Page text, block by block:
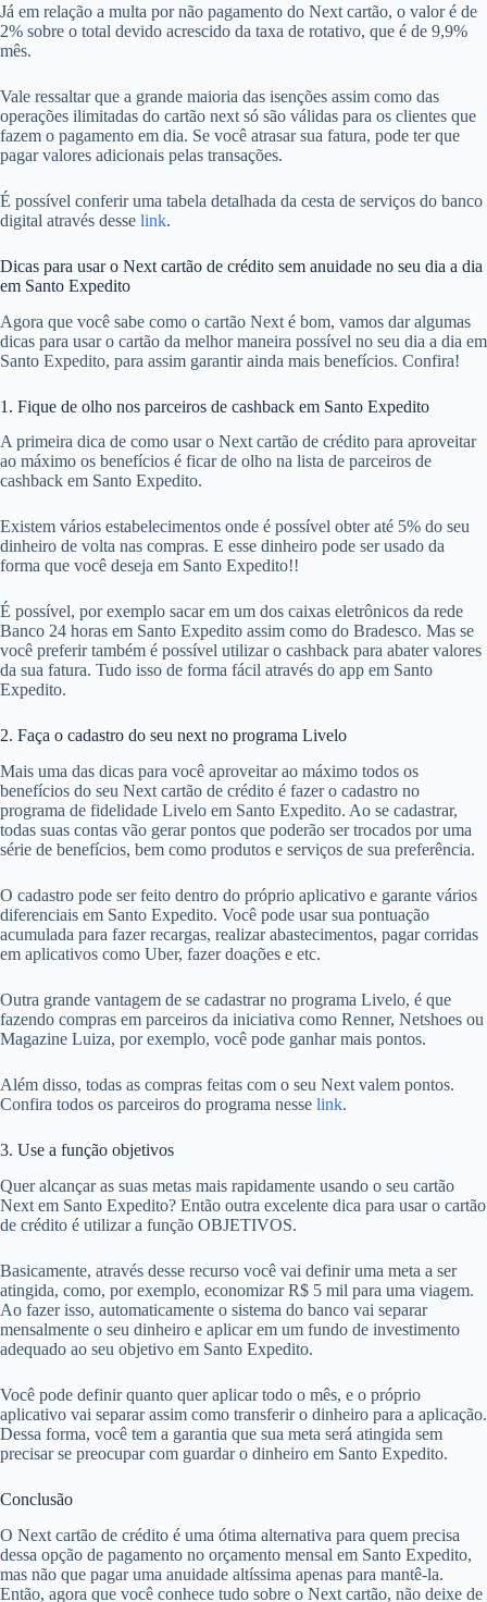
Já em relação a multa por não pagamento do Next cartão, o valor é de
2% sobre o total devido acrescido da taxa de rotativo, que é de 9,9%
mês.
Vale ressaltar que a grande maioria das isenções assim como das
operações ilimitadas do cartão next só são válidas para os clientes que
fazem o pagamento em dia. Se você atrasar sua fatura, pode ter que
pagar valores adicionais pelas transações.
É possível conferir uma tabela detalhada da cesta de serviços do banco
digital através desse link.
Dicas para usar o Next cartão de crédito sem anuidade no seu dia a dia
em Santo Expedito
Agora que você sabe como o cartão Next é bom, vamos dar algumas
dicas para usar o cartão da melhor maneira possível no seu dia a dia em
Santo Expedito, para assim garantir ainda mais benefícios. Confira!
1. Fique de olho nos parceiros de cashback em Santo Expedito
A primeira dica de como usar o Next cartão de crédito para aproveitar
ao máximo os benefícios é ficar de olho na lista de parceiros de
cashback em Santo Expedito.
Existem vários estabelecimentos onde é possível obter até 5% do seu
dinheiro de volta nas compras. E esse dinheiro pode ser usado da
forma que você deseja em Santo Expedito!!
É possível, por exemplo sacar em um dos caixas eletrônicos da rede
Banco 24 horas em Santo Expedito assim como do Bradesco. Mas se
você preferir também é possível utilizar o cashback para abater valores
da sua fatura. Tudo isso de forma fácil através do app em Santo
Expedito.
2. Faça o cadastro do seu next no programa Livelo
Mais uma das dicas para você aproveitar ao máximo todos os
benefícios do seu Next cartão de crédito é fazer o cadastro no
programa de fidelidade Livelo em Santo Expedito. Ao se cadastrar,
todas suas contas vão gerar pontos que poderão ser trocados por uma
série de benefícios, bem como produtos e serviços de sua preferência.
O cadastro pode ser feito dentro do próprio aplicativo e garante vários
diferenciais em Santo Expedito. Você pode usar sua pontuação
acumulada para fazer recargas, realizar abastecimentos, pagar corridas
em aplicativos como Uber, fazer doações e etc.
Outra grande vantagem de se cadastrar no programa Livelo, é que
fazendo compras em parceiros da iniciativa como Renner, Netshoes ou
Magazine Luiza, por exemplo, você pode ganhar mais pontos.
Além disso, todas as compras feitas com o seu Next valem pontos.
Confira todos os parceiros do programa nesse link.
3. Use a função objetivos
Quer alcançar as suas metas mais rapidamente usando o seu cartão
Next em Santo Expedito? Então outra excelente dica para usar o cartão
de crédito é utilizar a função OBJETIVOS.
Basicamente, através desse recurso você vai definir uma meta a ser
atingida, como, por exemplo, economizar R$ 5 mil para uma viagem.
Ao fazer isso, automaticamente o sistema do banco vai separar
mensalmente o seu dinheiro e aplicar em um fundo de investimento
adequado ao seu objetivo em Santo Expedito.
Você pode definir quanto quer aplicar todo o mês, e o próprio
aplicativo vai separar assim como transferir o dinheiro para a aplicação.
Dessa forma, você tem a garantia que sua meta será atingida sem
precisar se preocupar com guardar o dinheiro em Santo Expedito.
Conclusão
O Next cartão de crédito é uma ótima alternativa para quem precisa
dessa opção de pagamento no orçamento mensal em Santo Expedito,
mas não que pagar uma anuidade altíssima apenas para mantê-la.
Então, agora que você conhece tudo sobre o Next cartão, não deixe de